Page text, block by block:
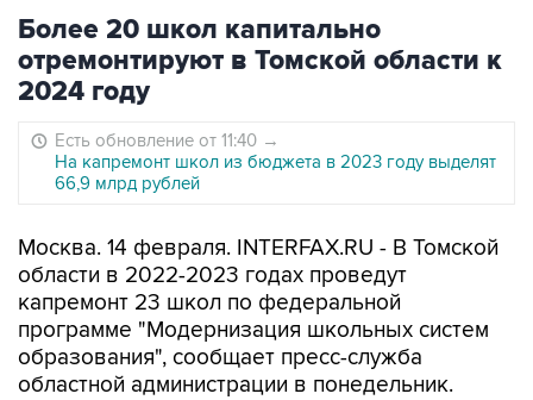
Более 20 школ капитально
отремонтируют в Томской области к
2024 году
Есть обновление от 11:40 →
На капремонт школ из бюджета в 2023 году выделят
66,9 млрд рублей
Москва. 14 февраля. INTERFAX.RU - В Томской
области в 2022-2023 годах проведут
капремонт 23 школ по федеральной
программе "Модернизация школьных систем
образования", сообщает пресс-служба
областной администрации в понедельник.